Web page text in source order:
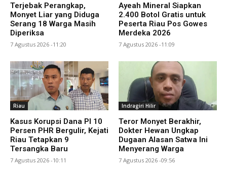
Terjebak Perangkap,
Monyet Liar yang Diduga
Serang 18 Warga Masih
Diperiksa
7 Agustus 2026 -11:20
Ayeah Mineral Siapkan
2.400 Botol Gratis untuk
Peserta Riau Pos Gowes
Merdeka 2026
7 Agustus 2026 -11:09
Riau
Kasus Korupsi Dana PI 10
Persen PHR Bergulir, Kejati
Riau Tetapkan 9
Tersangka Baru
7 Agustus 2026 -10:11
Indragiri Hilir
Teror Monyet Berakhir,
Dokter Hewan Ungkap
Dugaan Alasan Satwa Ini
Menyerang Warga
7 Agustus 2026 -09:56